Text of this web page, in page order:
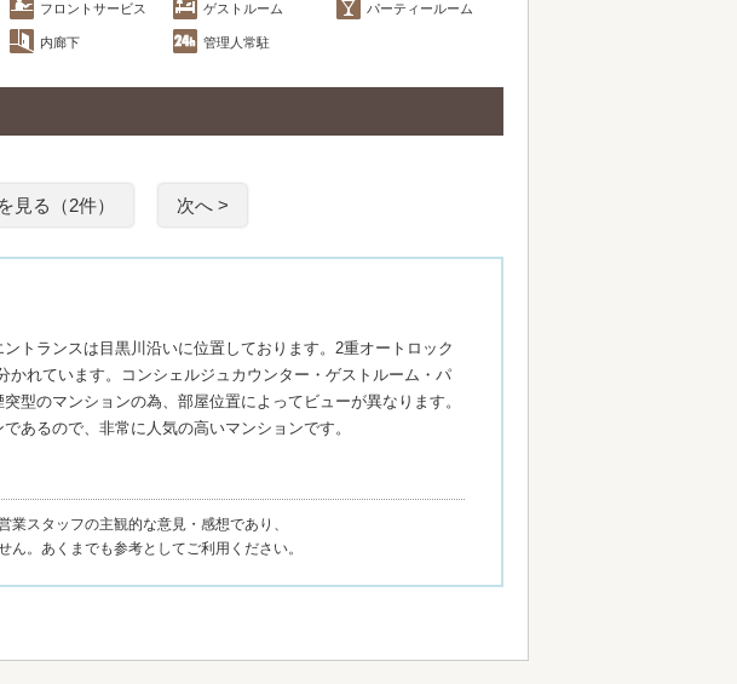
フロントサービス ゲストルーム パーティールーム
内廊下 管理人常駐
見る（2件） 次へ >
トランスは目黒川沿いに位置しております。2重オートロック
かれています。コンシェルジュカウンター・ゲストルーム・パ
型のマンションの為、部屋位置によってビューが異なります。
あるので、非常に人気の高いマンションです。
スタッフの主観的な意見・感想であり、
。あくまでも参考としてご利用ください。